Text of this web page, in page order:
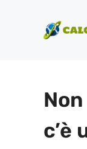
contenuto
c’è